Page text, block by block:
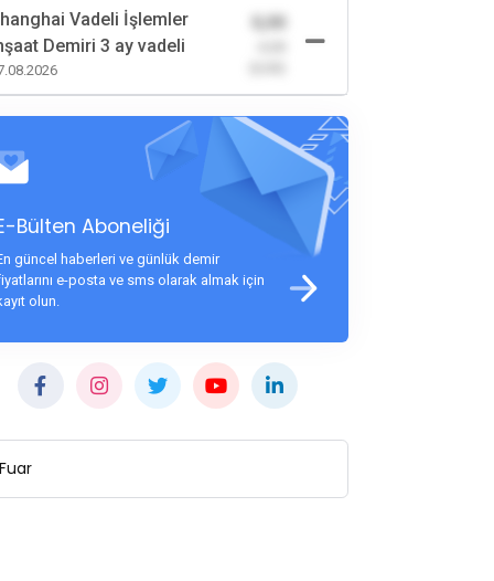
Vadeli İşlemler
Demiri 3 ay vadeli
0,00
Bülten Aboneliği
güncel haberleri ve günlük demir
e-posta ve sms olarak almak için
olun.
Fuar